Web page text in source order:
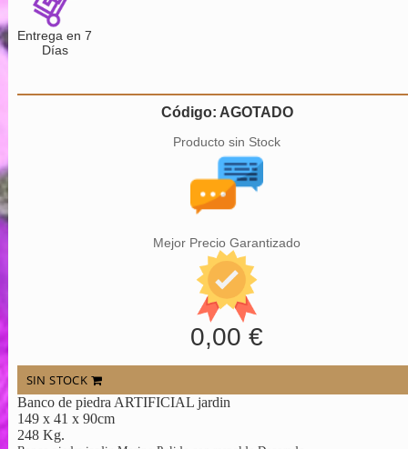
Entrega en 7
Días
Código: AGOTADO
Producto sin Stock
Mejor Precio Garantizado
0,00 €
SIN STOCK
Banco de piedra ARTIFICIAL jardin
149 x 41 x 90cm
248 Kg.